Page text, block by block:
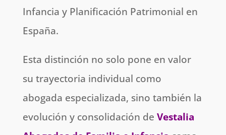
Infancia y Planificación Patrimonial en
España.
Esta distinción no solo pone en valor
su trayectoria individual como
abogada especializada, sino también la
evolución y consolidación de Vestalia